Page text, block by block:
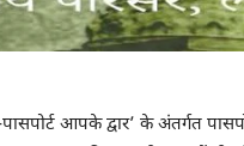
पासपोर्ट आपके द्वार’ के अंतर्गत